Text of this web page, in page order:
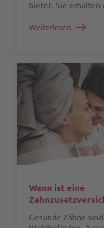
bietet. Sie erhalten
Weiterlesen
Wann ist eine
Gesunde Zähne